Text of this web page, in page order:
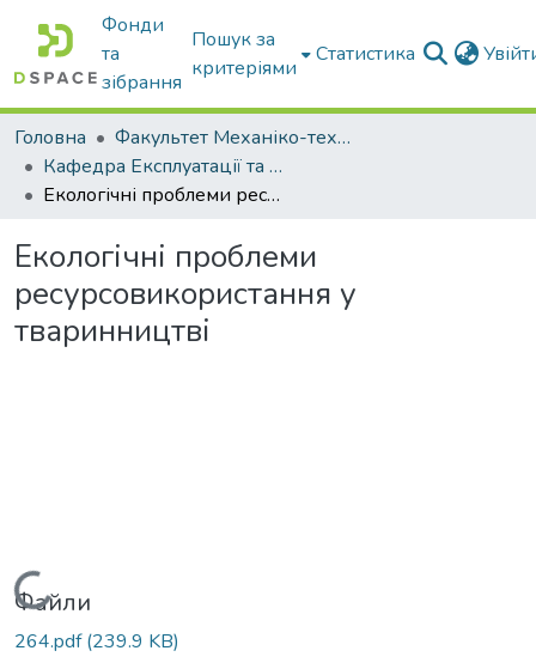
Фонди
та
зібрання
Пошук за
критеріями
Статистика
Головна
Факультет Механіко-технологічний
Кафедра Експлуатації та технічного сервісу машин
Екологічні проблеми ресурсовикористання у тваринництві
Екологічні проблеми
ресурсовикористання у
тваринництві
Вантажиться...
Файли
264.pdf(239.9 KB)